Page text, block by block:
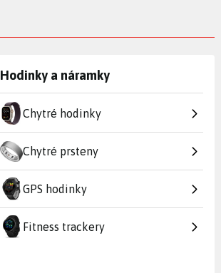
Hodinky a náramky
Chytré hodinky
Chytré prsteny
GPS hodinky
Fitness trackery